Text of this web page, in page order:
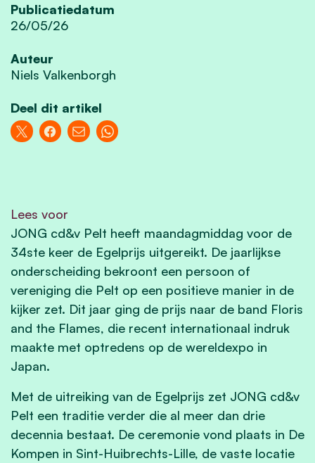
Publicatiedatum
26/05/26
Auteur
Niels Valkenborgh
Deel dit artikel
Lees voor
JONG cd&v Pelt heeft maandagmiddag voor de
34ste keer de Egelprijs uitgereikt. De jaarlijkse
onderscheiding bekroont een persoon of
vereniging die Pelt op een positieve manier in de
kijker zet. Dit jaar ging de prijs naar de band Floris
and the Flames, die recent internationaal indruk
maakte met optredens op de wereldexpo in
Japan.
Met de uitreiking van de Egelprijs zet JONG cd&v
Pelt een traditie verder die al meer dan drie
decennia bestaat. De ceremonie vond plaats in De
Kompen in Sint-Huibrechts-Lille, de vaste locatie